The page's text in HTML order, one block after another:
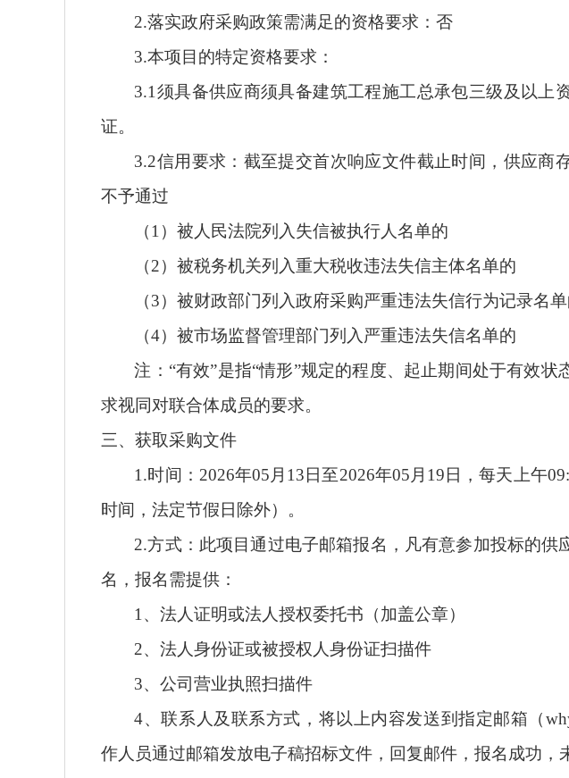
2.落实政府采购政策需满足的资格要求：否
3.本项目的特定资格要求：
3.1须具备供应商须具备建筑工程施工总承包三级及以上
证。
3.2信用要求：截至提交首次响应文件截止时间，供应商
不予通过
（1）被人民法院列入失信被执行人名单的
（2）被税务机关列入重大税收违法失信主体名单的
（3）被财政部门列入政府采购严重违法失信行为记录名
（4）被市场监督管理部门列入严重违法失信名单的
注： “有效”是指“情形”规定的程度、起止期间处于有效
求视同对联合体成员的要求。
三、获取采购文件
1.时间： 2026年05 月 13 日至2026年05 月 19 日，每天上午
时间，法定节假日除外）。
2.方式：此项目通过电子邮箱报名，凡有意参加投标的供
名，报名需提供：
1 、法人证明或法人授权委托书（加盖公章）
2、法人身份证或被授权人身份证扫描件
3、公司营业执照扫描件
4、联系人及联系方式，将以上内容发送到指定邮箱（
作人员通过邮箱发放电子稿招标文件，回复邮件，报名成功，